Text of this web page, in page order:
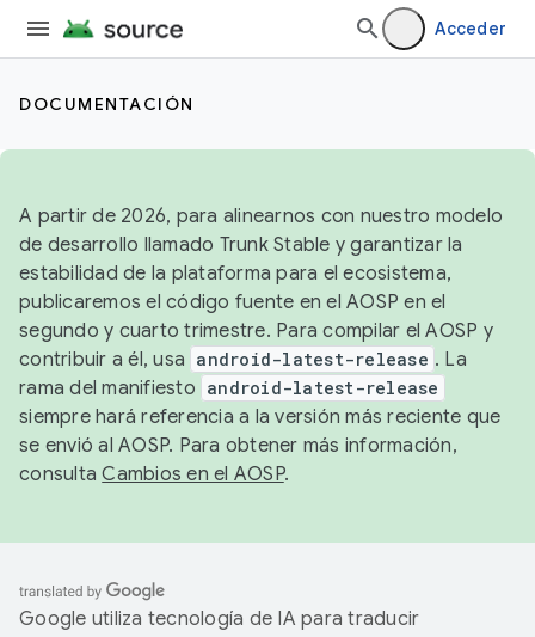
Acceder
DOCUMENTACIÓN
A partir de 2026, para alinearnos con nuestro modelo
de desarrollo llamado Trunk Stable y garantizar la
estabilidad de la plataforma para el ecosistema,
publicaremos el código fuente en el AOSP en el
segundo y cuarto trimestre. Para compilar el AOSP y
contribuir a él, usa android-latest-release . La
rama del manifiesto android-latest-release
siempre hará referencia a la versión más reciente que
se envió al AOSP. Para obtener más información,
consultaCambios en el AOSP.
Google utiliza tecnología de IA para traducir